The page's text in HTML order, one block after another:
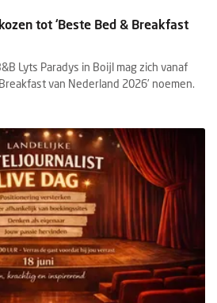
tot ‘Beste Bed & Breakfast
Lyts Paradys in Boijl mag zich vanaf
van Nederland 2026’ noemen.